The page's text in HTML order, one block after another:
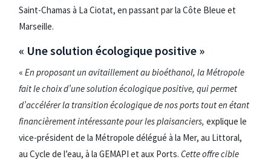
Saint-Chamas à La Ciotat, en passant par la Côte Bleue et
Marseille.
« Une solution écologique positive »
« En proposant un avitaillement au bioéthanol, la Métropole
fait le choix d’une solution écologique positive, qui permet
d’accélérer la transition écologique de nos ports tout en étant
financièrement intéressante pour les plaisanciers, explique le
vice-président de la Métropole délégué à la Mer, au Littoral,
au Cycle de l’eau, à la GEMAPI et aux Ports. Cette offre cible